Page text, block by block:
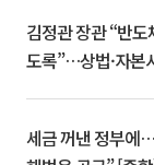
김정관 장관 “반
도록”…상법·자본
세금 꺼낸 정부에